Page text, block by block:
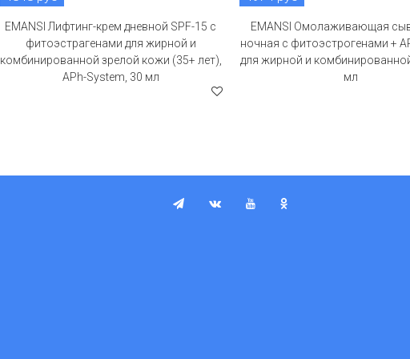
EMANSI Лифтинг-крем дневной SPF-15 с
фитоэстрагенами для жирной и
комбинированной зрелой кожи (35+ лет),
APh-System, 30 мл
EMANSI Омолаживающая
ночная с фитоэстрогенами +
для жирной и
мл